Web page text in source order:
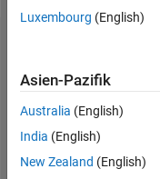
processing
anzeigen
Statistik
-2
-1 2
3
4
5
Luxembourg (English)
Asien-Pazifik
Australia (English)
India (English)
New Zealand (English)